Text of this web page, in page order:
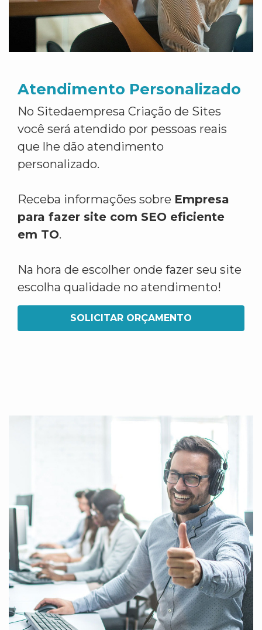
Atendimento Personalizado
No Sitedaempresa Criação de Sites
você será atendido por pessoas reais
que lhe dão atendimento
personalizado.
Receba informações sobre Empresa
para fazer site com SEO eficiente
em TO.
Na hora de escolher onde fazer seu site
escolha qualidade no atendimento!
SOLICITAR ORÇAMENTO